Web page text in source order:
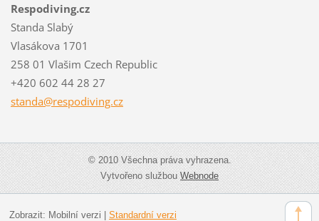
Respodiving.cz
Standa Slabý
Vlasákova 1701
258 01 Vlašim Czech Republic
+420 602 44 28 27
standa@respodiving.cz
© 2010 Všechna práva vyhrazena.
Vytvořeno službouWebnode
Zobrazit: Mobilní verzi Standardní verzi